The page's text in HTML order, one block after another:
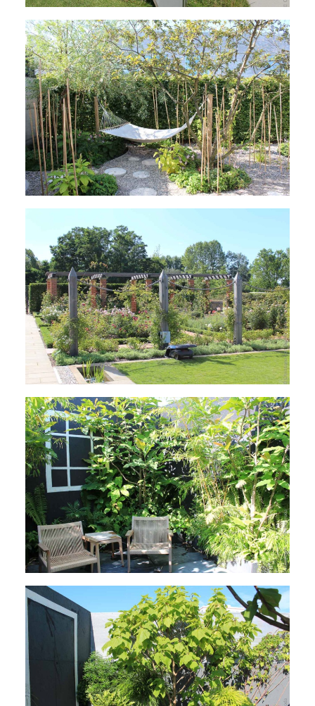
Hier ist Chillen angesagt: Hängematte im
Beach Garten.
Cottage Garten mit Pergola,
Staudenpflanzungen, Sitzbänken aus Holz
und Rankgerüsten
Pflanzsituation im Schattenbereich
Tropische Pflanzsituation in Pflanzgefäßen